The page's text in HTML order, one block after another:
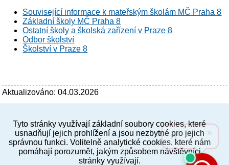
Související informace k mateřským školám MČ Praha 8
Základní školy MČ Praha 8
Ostatní školy a školská zařízení v Praze 8
Odbor školství
Školství v Praze 8
Aktualizováno: 04.03.2026
PC verze ENG
Povinné a praktické informace
Tyto stránky využívají základní soubory cookies, které
usnadňují jejich prohlížení a jsou nezbytné pro jejich
správnou funkci. Volitelně analytické cookies, které nám
pomáhají porozumět, jakým způsobem návštěvníci
stránky využívají.